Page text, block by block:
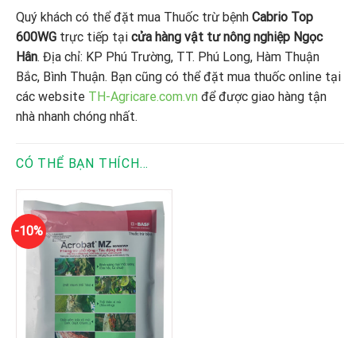
Quý khách có thể đặt mua Thuốc trừ bệnh Cabrio Top
600WG trực tiếp tại cửa hàng vật tư nông nghiệp Ngọc
Hân. Địa chỉ: KP Phú Trường, TT. Phú Long, Hàm Thuận
Bắc, Bình Thuận. Bạn cũng có thể đặt mua thuốc online tại
các website TH-Agricare.com.vn để được giao hàng tận
nhà nhanh chóng nhất.
CÓ THỂ BẠN THÍCH…
-10%